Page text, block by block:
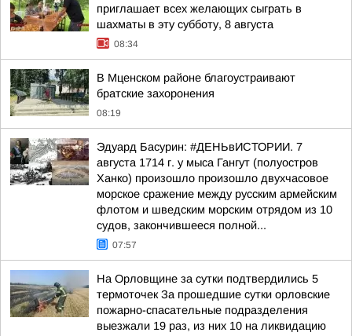
приглашает всех желающих сыграть в
шахматы в эту субботу, 8 августа
08:34
В Мценском районе благоустраивают
братские захоронения
08:19
Эдуард Басурин: #ДЕНЬвИСТОРИИ. 7
августа 1714 г. у мыса Гангут (полуостров
Ханко) произошло произошло двухчасовое
морское сражение между русским армейским
флотом и шведским морским отрядом из 10
судов, закончившееся полной...
07:57
На Орловщине за сутки подтвердились 5
термоточек За прошедшие сутки орловские
пожарно-спасательные подразделения
выезжали 19 раз, из них 10 на ликвидацию